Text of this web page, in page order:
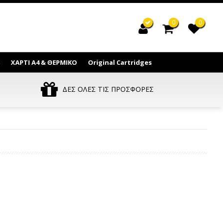
0 0
ΧΑΡΤΙ Α4 & ΘΕΡΜΙΚΟ Original Cartridges
ΔΕΣ ΟΛΕΣ ΤΙΣ ΠΡΟΣΦΟΡΕΣ